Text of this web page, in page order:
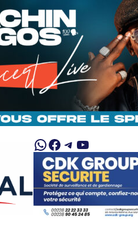
WhatsApp
Facebook
Telegram
YouTube